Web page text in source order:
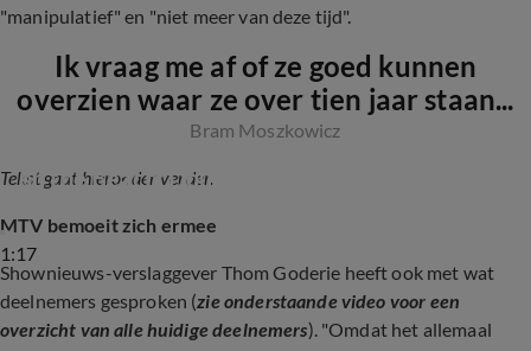
"manipulatief" en "niet meer van deze tijd".
Ik vraag me af of ze goed kunnen
overzien waar ze over tien jaar staan...
Bram Moszkowicz
Tekst gaat hieronder verder.
1:17
on the Beach: Double Dutch
MTV bemoeit zich ermee
Shownieuws-verslaggever Thom Goderie heeft ook met wat
deelnemers gesproken (zie onderstaande video voor een
overzicht van alle huidige deelnemers). "Omdat het allemaal